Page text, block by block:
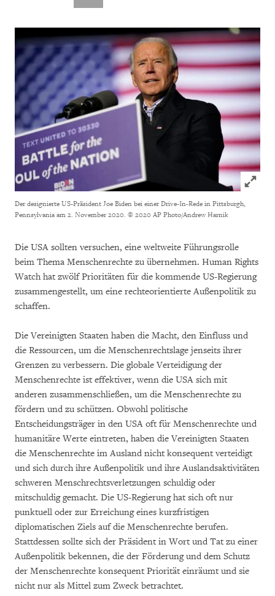
Click to
Der designierte US-Präsident Joe Biden bei einer Drive-In-Rede in Pittsburgh,
Pennsylvania am 2. November 2020. © 2020 AP Photo/Andrew Harnik
Die USA sollten versuchen, eine weltweite Führungsrolle
beim Thema Menschenrechte zu übernehmen. Human Rights
Watch hat zwölf Prioritäten für die kommende US-Regierung
zusammengestellt, um eine rechteorientierte Außenpolitik zu
schaffen.
Die Vereinigten Staaten haben die Macht, den Einfluss und
die Ressourcen, um die Menschenrechtslage jenseits ihrer
Grenzen zu verbessern. Die globale Verteidigung der
Menschenrechte ist effektiver, wenn die USA sich mit
anderen zusammenschließen, um die Menschenrechte zu
fördern und zu schützen. Obwohl politische
Entscheidungsträger in den USA oft für Menschenrechte und
humanitäre Werte eintreten, haben die Vereinigten Staaten
die Menschenrechte im Ausland nicht konsequent verteidigt
und sich durch ihre Außenpolitik und ihre Auslandsaktivitäten
schweren Menschrechtsverletzungen schuldig oder
mitschuldig gemacht. Die US-Regierung hat sich oft nur
punktuell oder zur Erreichung eines kurzfristigen
diplomatischen Ziels auf die Menschenrechte berufen.
Stattdessen sollte sich der Präsident in Wort und Tat zu einer
Außenpolitik bekennen, die der Förderung und dem Schutz
der Menschenrechte konsequent Priorität einräumt und sie
nicht nur als Mittel zum Zweck betrachtet.